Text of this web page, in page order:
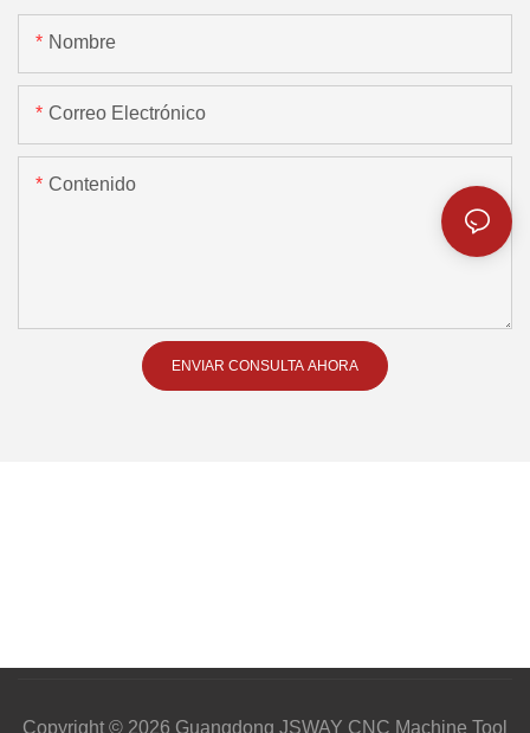
Nombre
Correo Electrónico
Contenido
ENVIAR CONSULTA AHORA
Copyright © 2026 Guangdong JSWAY CNC Machine Tool